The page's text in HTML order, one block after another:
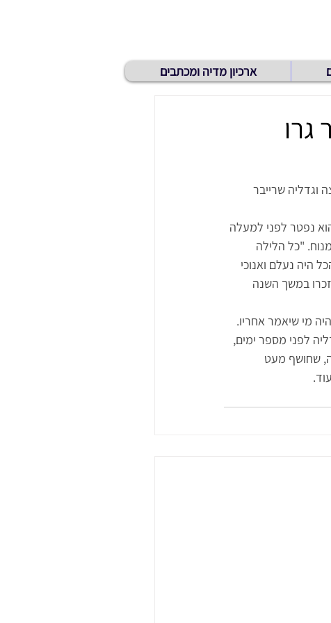
ארכיון מדיה ומכתבים
גרו
וגדליה שרייבר
נפטר לפני למעלה
"כל הלילה
היה נעלם ואנוכי
במשך השנה
מי שיאמר אחריו.
לפני מספר ימים,
שחושף מעט